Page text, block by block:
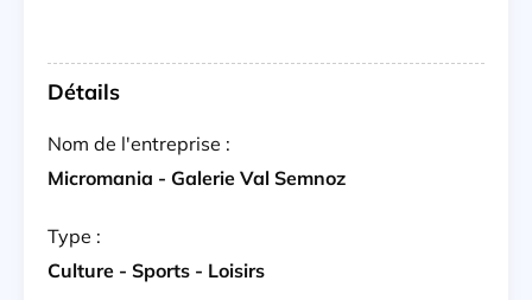
Détails
Nom de l'entreprise :
Micromania - Galerie Val Semnoz
Type :
Culture - Sports - Loisirs